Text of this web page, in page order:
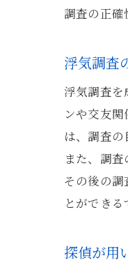
調査の正確
浮気調査
浮気調査を
ンや交友
は、調査
また、調
その後の
とができる
探偵が用